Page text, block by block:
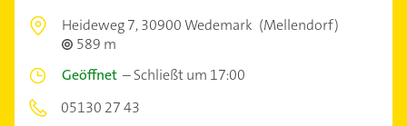
Heideweg 7,30900 Wedemark (Mellendorf)
589 m
Geöffnet –Schließt um 17:00
05130 27 43